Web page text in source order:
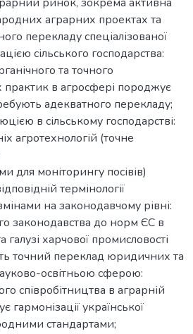
аграрних проектах та
перекладу спеціалізованої
сільського господарства:
та точного
практик в агросфері породжує
адекватного перекладу;
в сільському господарстві:
агротехнологій (точне
для моніторингу посівів)
термінології
на законодавчому рівні:
законодавства до норм ЄС в
галузі харчової промисловості
точний переклад юридичних та
освітньою сферою:
співробітництва в аграрній
гармонізації української
стандартами;